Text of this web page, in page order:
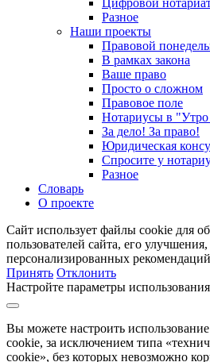
Цифровой
Разное
Наши проекты
Правовой
В рамках закона
Ваше право
Просто о сложном
Правовое поле
Нотариусы в
За дело! За право!
Юридическая
Спросите у
Разное
Словарь
О проекте
Сайт использует файлы cookie для
пользователей сайта, его
персонализированных
Принять Отклонить
Настройте параметры
Вы можете настроить
cookie, за исключением типа
cookie», без которых невозможно